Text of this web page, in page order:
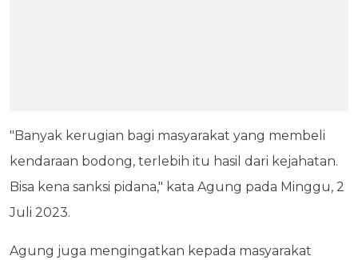
"Banyak kerugian bagi masyarakat yang membeli
kendaraan bodong, terlebih itu hasil dari kejahatan.
Bisa kena sanksi pidana," kata Agung pada Minggu, 2
Juli 2023.
Agung juga mengingatkan kepada masyarakat